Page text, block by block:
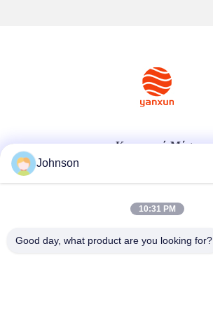
Κοινωνικά Μέσα
Γρήγορη επικοινωνία
Τηλ.
Johnson
10:31 PM
Good day, what product are you looking for?